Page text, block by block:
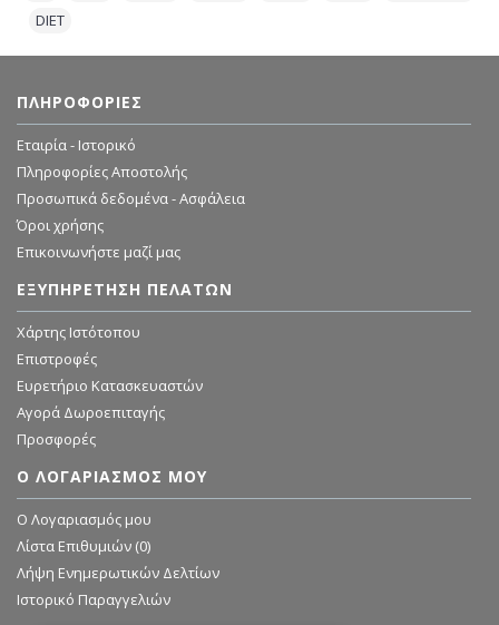
DIET
ΠΛΗΡΟΦΟΡΊΕΣ
Εταιρία - Ιστορικό
Πληροφορίες Αποστολής
Προσωπικά δεδομένα - Ασφάλεια
Όροι χρήσης
Επικοινωνήστε μαζί μας
ΕΞΥΠΗΡΈΤΗΣΗ ΠΕΛΑΤΏΝ
Χάρτης Ιστότοπου
Επιστροφές
Ευρετήριο Κατασκευαστών
Αγορά Δωροεπιταγής
Προσφορές
Ο ΛΟΓΑΡΙΑΣΜΌΣ ΜΟΥ
O Λογαριασμός μου
Λίστα Επιθυμιών (0)
Λήψη Ενημερωτικών Δελτίων
Ιστορικό Παραγγελιών